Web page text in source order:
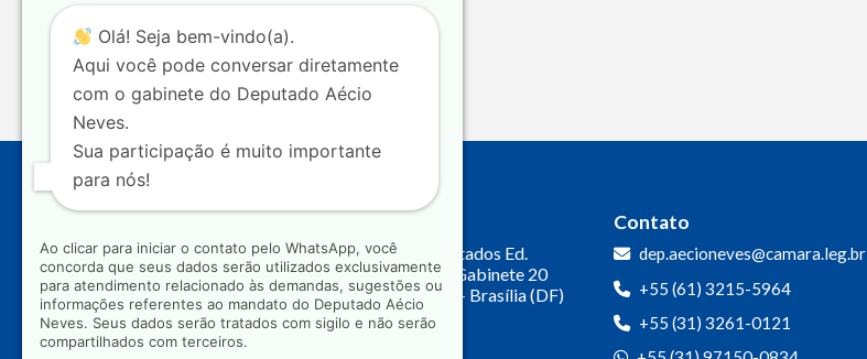
Câmara dos Deputados Ed.
Principal, Ala C – Gabinete 20
CEP: 70.160-900 – Brasília (DF)
Contato
dep.aecioneves@camara.leg.br
+55 (61) 3215-5964
+55 (31) 3261-0121
Olá! Seja bem-vindo(a).
Aqui você pode conversar diretamente
com o gabinete do Deputado Aécio
Neves.
Sua participação é muito importante
para nós!
Ao clicar para iniciar o contato pelo WhatsApp, você
concorda que seus dados serão utilizados exclusivamente
para atendimento relacionado às demandas, sugestões ou
informações referentes ao mandato do Deputado Aécio
Neves. Seus dados serão tratados com sigilo e não serão
compartilhados com terceiros.